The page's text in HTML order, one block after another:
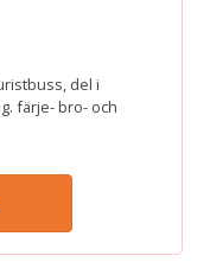
del i
färje- bro- och